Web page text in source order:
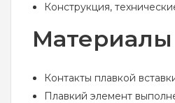
Конструкция,
Материалы
Контакты плавкой
Плавкий элемент